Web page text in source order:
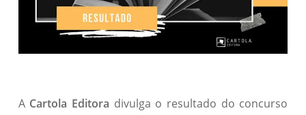
A Cartola Editora divulga o resultado do concurso